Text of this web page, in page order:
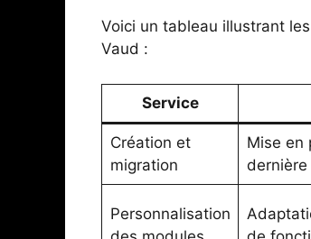
Voici un tableau illustrant
Vaud :
Service
Création et
migration
Mise en
dernière
Personnalisation